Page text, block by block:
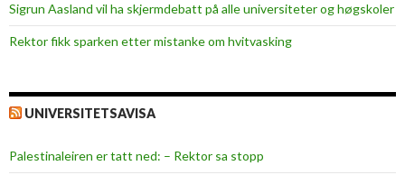
r
r
e
g
Sigrun Aasland vil ha skjerm­debatt på alle universiteter og høgskoler
Rektor fikk sparken etter mistanke om hvitvasking
UNIVERSITETSAVISA
Palestinaleiren er tatt ned: – Rektor sa stopp